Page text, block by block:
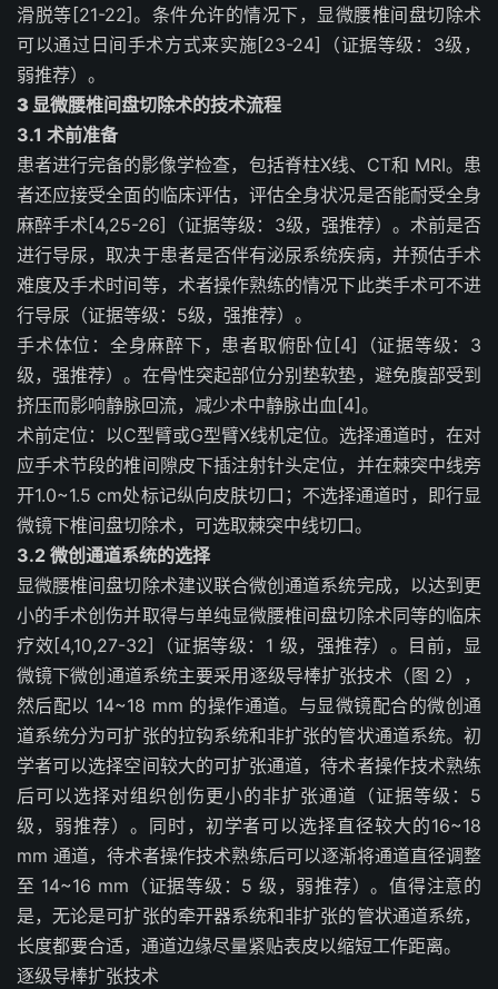
滑脱等[21-22]。条件允许的情况下，显微腰椎间盘切除术
可以通过日间手术方式来实施[23-24]（证据等级：3级，
弱推荐）。
3 显微腰椎间盘切除术的技术流程
3.1 术前准备
患者进行完备的影像学检查，包括脊柱X线、CT和 MRI。患
者还应接受全面的临床评估，评估全身状况是否能耐受全身
麻醉手术[4,25-26]（证据等级：3级，强推荐）。术前是否
进行导尿，取决于患者是否伴有泌尿系统疾病，并预估手术
难度及手术时间等，术者操作熟练的情况下此类手术可不进
行导尿（证据等级：5级，强推荐）。
手术体位：全身麻醉下，患者取俯卧位[4]（证据等级：3
级，强推荐）。在骨性突起部位分别垫软垫，避免腹部受到
挤压而影响静脉回流，减少术中静脉出血[4]。
术前定位：以C型臂或G型臂X线机定位。选择通道时，在对
应手术节段的椎间隙皮下插注射针头定位，并在棘突中线旁
开1.0~1.5 cm处标记纵向皮肤切口；不选择通道时，即行显
微镜下椎间盘切除术，可选取棘突中线切口。
3.2 微创通道系统的选择
显微腰椎间盘切除术建议联合微创通道系统完成，以达到更
小的手术创伤并取得与单纯显微腰椎间盘切除术同等的临床
疗效[4,10,27-32]（证据等级：1 级，强推荐）。目前，显
微镜下微创通道系统主要采用逐级导棒扩张技术（图 2），
然后配以 14~18 mm 的操作通道。与显微镜配合的微创通
道系统分为可扩张的拉钩系统和非扩张的管状通道系统。初
学者可以选择空间较大的可扩张通道，待术者操作技术熟练
后可以选择对组织创伤更小的非扩张通道（证据等级：5
级，弱推荐）。同时，初学者可以选择直径较大的16~18
mm 通道，待术者操作技术熟练后可以逐渐将通道直径调整
至 14~16 mm（证据等级：5 级，弱推荐）。值得注意的
是，无论是可扩张的牵开器系统和非扩张的管状通道系统，
长度都要合适，通道边缘尽量紧贴表皮以缩短工作距离。
逐级导棒扩张技术